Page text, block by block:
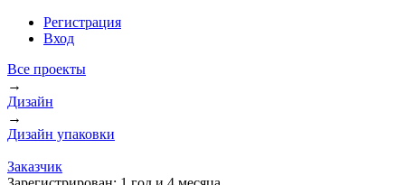
Регистрация
Вход
Все проекты
→
Дизайн
→
Дизайн упаковки
Заказчик